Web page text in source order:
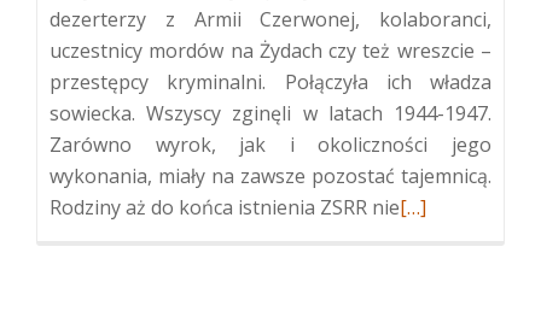
dezerterzy z Armii Czerwonej, kolaboranci,
uczestnicy mordów na Żydach czy też wreszcie –
przestępcy kryminalni. Połączyła ich władza
sowiecka. Wszyscy zginęli w latach 1944-1947.
Zarówno wyrok, jak i okoliczności jego
wykonania, miały na zawsze pozostać tajemnicą.
Rodziny aż do końca istnienia ZSRR nieWięcej
[…]